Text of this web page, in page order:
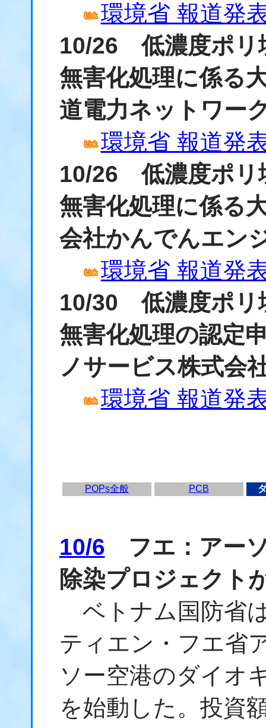
環境省 報道発
10/26 低濃度ポリ
無害化処理に係る
道電力ネットワー
環境省 報道発
10/26 低濃度ポリ
無害化処理に係る
会社かんでんエン
環境省 報道発
10/30 低濃度ポリ
無害化処理の認定
ノサービス株式会
環境省 報道発
POPs全般 PCB
10/6 フエ：アー
除染プロジェクト
ベトナム国防省
ティエン・フエ省
ソー空港のダイオ
を始動した。投資